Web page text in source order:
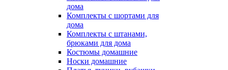
дома
Комплекты с шортами для
дома
Комплекты с штанами,
брюками для дома
Костюмы домашние
Носки домашние